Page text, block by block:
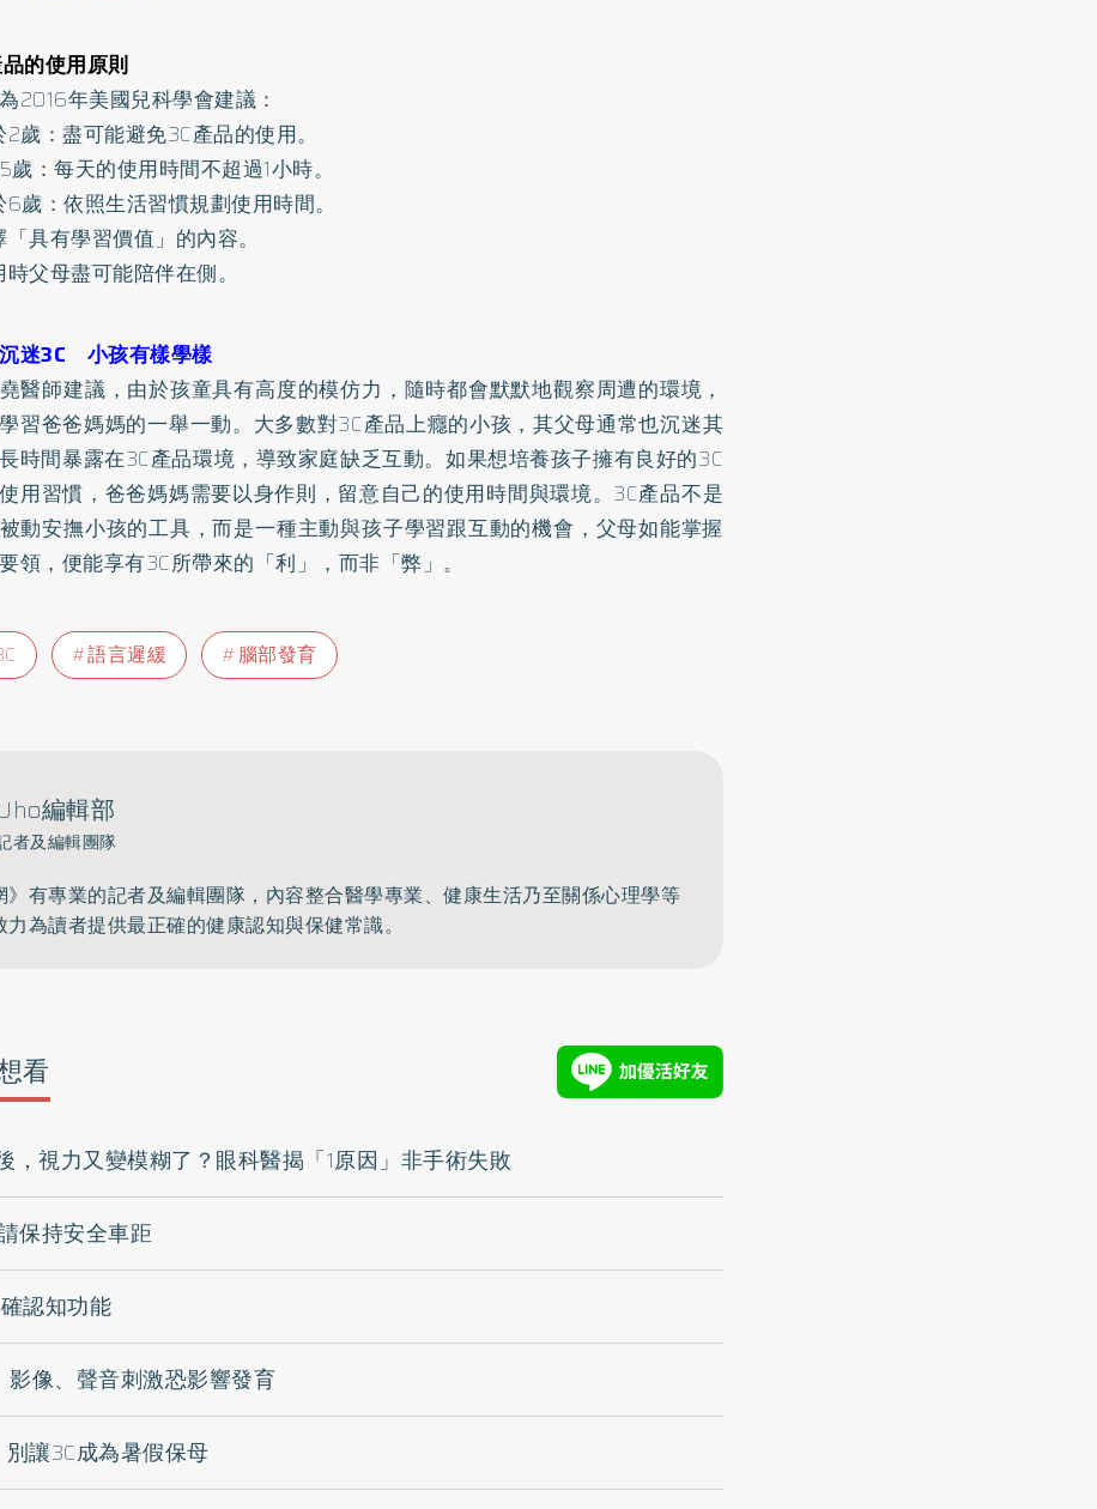
的使用原則
2016年美國兒科學會建議：
歲：盡可能避免3C產品的使用。
歲：每天的使用時間不超過1小時。
歲：依照生活習慣規劃使用時間。
具有學習價值」的內容。
父母盡可能陪伴在側。
迷3C 小孩有樣學樣
醫師建議，由於孩童具有高度的模仿力，隨時都會默默地觀察周遭的環境，
習爸爸媽媽的一舉一動。大多數對3C產品上癮的小孩，其父母通常也沉迷其
時間暴露在3C產品環境，導致家庭缺乏互動。如果想培養孩子擁有良好的3C
用習慣，爸爸媽媽需要以身作則，留意自己的使用時間與環境。3C產品不是
動安撫小孩的工具，而是一種主動與孩子學習跟互動的機會，父母如能掌握
領，便能享有3C所帶來的「利」，而非「弊」。
語言遲緩 腦部發育
編輯部
者及編輯團隊
》有專業的記者及編輯團隊，內容整合醫學專業、健康生活乃至關係心理學等
為讀者提供最正確的健康認知與保健常識。
看
，視力又變模糊了？眼科醫揭「1原因」非手術失敗
保持安全車距
認知功能
像、聲音刺激恐影響發育
讓3C成為暑假保母